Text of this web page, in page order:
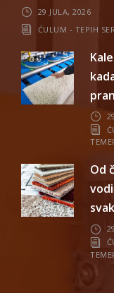
29 JULA, 2026
ĆULUM - TEPIH
Od